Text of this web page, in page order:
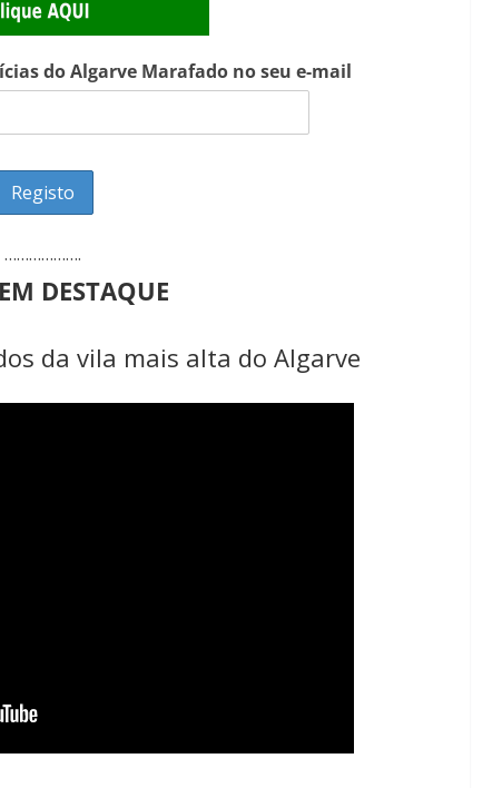
do Algarve Marafado no seu e-mail
……………….
DESTAQUE
da vila mais alta do Algarve